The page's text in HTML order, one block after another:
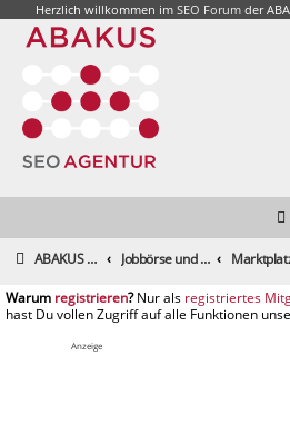
Herzlich willkommen im SEO Forumder
ABAKUS Foren-Übersicht Jobbörse und Marktplatz
registrieren registriertes
Anzeige